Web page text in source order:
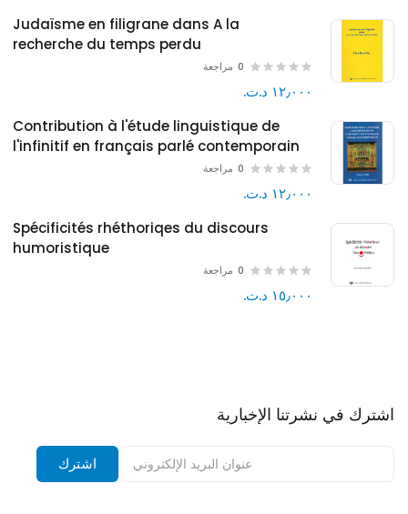
Judaïsme en filigrane dans A la
recherche du temps perdu
0 مراجعة
١٢٫٠٠٠ د.ت.‏
Contribution à l'étude linguistique de
l'infinitif en français parlé contemporain
0 مراجعة
١٢٫٠٠٠ د.ت.‏
Spécificités rhéthoriqes du discours
humoristique
0 مراجعة
١٥٫٠٠٠ د.ت.‏
اشترك في نشرتنا الإخبارية
اشترك